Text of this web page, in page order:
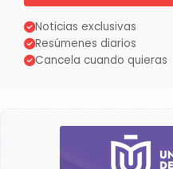
Noticias exclusivas
Resúmenes diarios
Cancela cuando quieras